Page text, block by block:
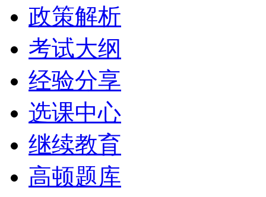
政策解析
考试大纲
经验分享
选课中心
继续教育
高顿题库